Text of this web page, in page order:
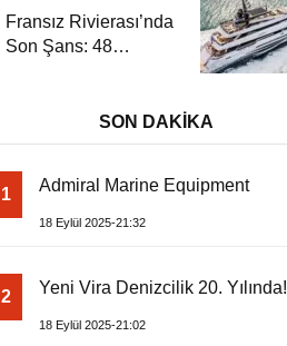
Charter Sezonu
Rezervasyonları
Başladı
Fransız Rivierası’nda
Son Şans: 48
SON DAKİKA
1 Admiral Marine Equipment
18 Eylül 2025-21:32
2 Yeni Vira Denizcilik 20. Yılında!
18 Eylül 2025-21:02